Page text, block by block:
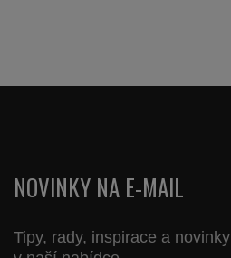
NOVINKY NA E-MAIL
Tipy, rady, inspirace a novinky